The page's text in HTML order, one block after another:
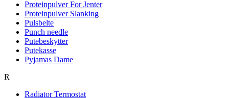
Proteinpulver For Jenter
Proteinpulver Slanking
Pulsbelte
Punch needle
Putebeskytter
Putekasse
Pyjamas Dame
R
Radiator Termostat